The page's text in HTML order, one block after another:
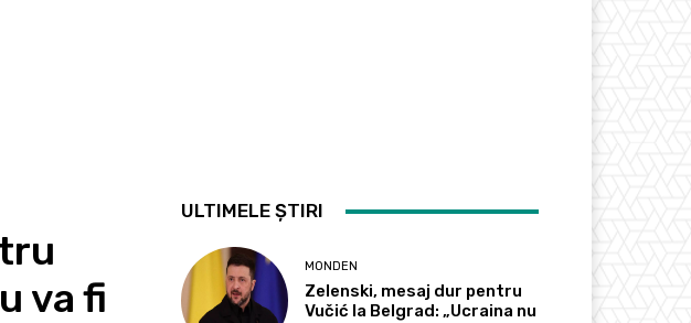
va fi
ULTIMELE ȘTIRI
MONDEN
Zelenski, mesaj dur pentru
Vučić la Belgrad: „Ucraina nu